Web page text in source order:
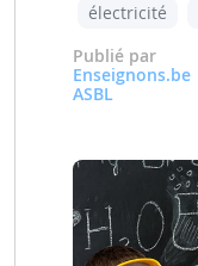
électricité
Publié par
Enseignons.be
ASBL